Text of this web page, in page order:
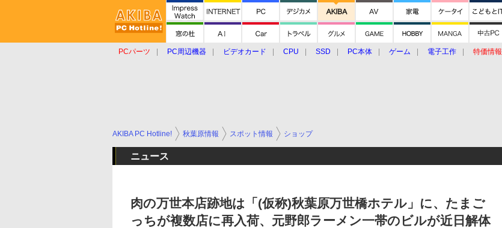
PCパーツ PC周辺機器 ビデオカード CPU SSD PC本体 ゲーム 電子工作 特価情報
AKIBA PC Hotline! 秋葉原情報 スポット情報 ショップ
ニュース
肉の万世本店跡地は「(仮称)秋葉原万世橋ホテル」に、たまご
っちが複数店に再入荷、元野郎ラーメン一帯のビルが近日解体